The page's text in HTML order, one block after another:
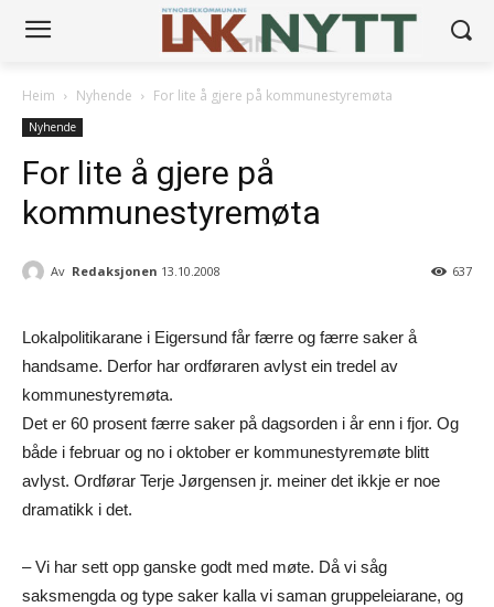
Heim Nyhende For lite å gjere på kommunestyremøta
Nyhende
For lite å gjere på
kommunestyremøta
Av Redaksjonen 13.10.2008 637
Lokalpolitikarane i Eigersund får færre og færre saker å
handsame. Derfor har ordføraren avlyst ein tredel av
kommunestyremøta.
Det er 60 prosent færre saker på dagsorden i år enn i fjor. Og
både i februar og no i oktober er kommunestyremøte blitt
avlyst. Ordførar Terje Jørgensen jr. meiner det ikkje er noe
dramatikk i det.
– Vi har sett opp ganske godt med møte. Då vi såg
saksmengda og type saker kalla vi saman gruppeleiarane, og